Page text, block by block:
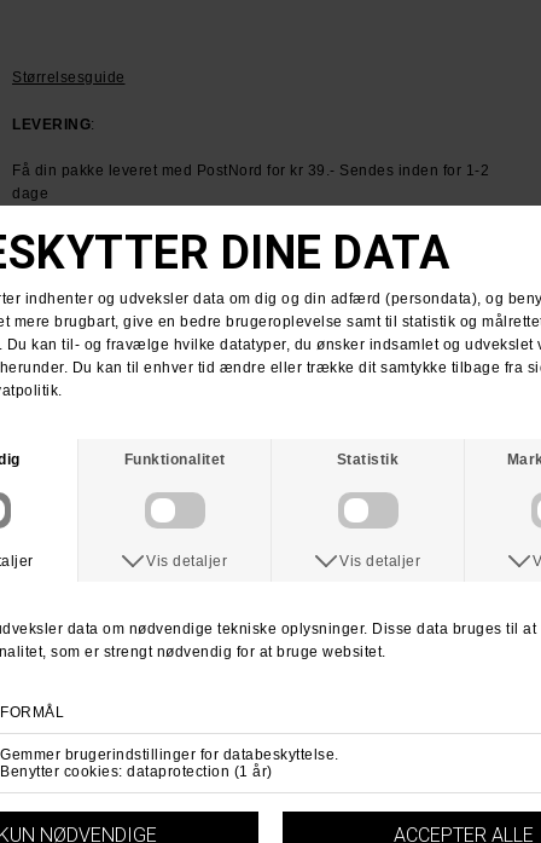
Størrelsesguide
LEVERING:
Få din pakke leveret med PostNord for kr 39.- Sendes inden for 1-2
dage
RETURNERING
Du har altid 30 dages returret fra den dag du modtager din pakke.
Du kan vælge at få dine penge retur eller vi bytter til en anden vare.
For mere information
Spørg om varen
ANDRE KØBTE OGSÅ
SPITFIRE
DKK 499,-
DKK 525,-